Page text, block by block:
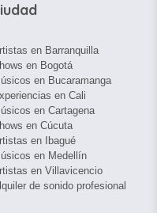
en Barranquilla
en Bogotá
en Bucaramanga
en Cali
en Cartagena
en Cúcuta
en Ibagué
en Medellín
en Villavicencio
de sonido profesional